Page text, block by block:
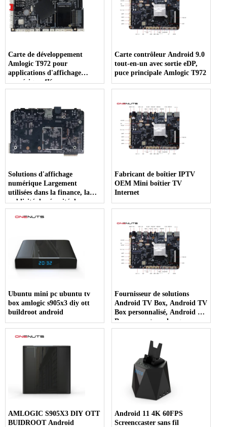
Carte de développement
Amlogic T972 pour
applications d'affichage
numérique 4K
Carte contrôleur Android 9.0
tout-en-un avec sortie eDP,
puce principale Amlogic T972
Solutions d'affichage
numérique Largement
utilisées dans la finance, la
publicité, la sécurité, les
transports, les transports
publics, etc.
Fabricant de boîtier IPTV
OEM Mini boîtier TV
Internet
Ubuntu mini pc ubuntu tv
box amlogic s905x3 diy ott
buildroot android
Fournisseur de solutions
Android TV Box, Android TV
Box personnalisé, Android TV
Box prenant en charge
LED/LCD
AMLOGIC S905X3 DIY OTT
BUIDROOT Android
Android 11 4K 60FPS
Screenccaster sans fil